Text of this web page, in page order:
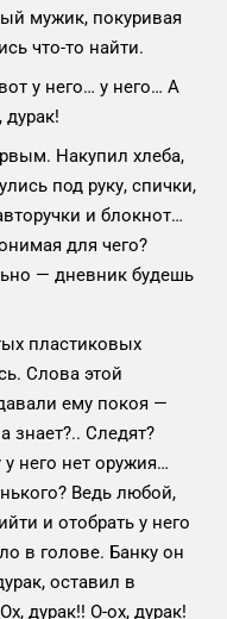
мужик, покуривая
что-то найти.
у него… у него… А
Накупил хлеба,
под руку, спички,
и блокнот…
для чего?
— дневник будешь
пластиковых
Слова этой
ему покоя —
знает?.. Следят?
него нет оружия…
Ведь любой,
и отобрать у него
в голове. Банку он
оставил в
дурак!! О-ох, дурак!